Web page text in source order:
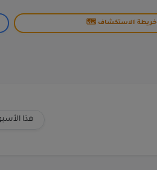
خريطة الاستكشاف 🗺️
هذا